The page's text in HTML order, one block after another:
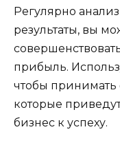
Регулярно
результаты, вы
прибыль.
чтобы
которые
бизнес к успеху.